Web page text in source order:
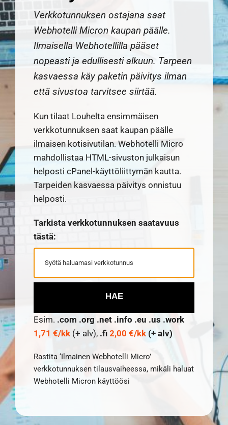
Verkkotunnuksen ostajana saat
Webhotelli Micron kaupan päälle.
Ilmaisella Webhotellilla pääset
nopeasti ja edullisesti alkuun. Tarpeen
kasvaessa käy paketin päivitys ilman
että sivustoa tarvitsee siirtää.
Kun tilaat Louhelta ensimmäisen
verkkotunnuksen saat kaupan päälle
ilmaisen kotisivutilan. Webhotelli Micro
mahdollistaa HTML-sivuston julkaisun
helposti cPanel-käyttöliittymän kautta.
Tarpeiden kasvaessa päivitys onnistuu
helposti.
Tarkista verkkotunnuksen saatavuus
tästä:
HAE
Esim. .com .org .net .info .eu .us .work
1,71 €/kk (+ alv), .fi2,00 €/kk (+ alv)
Rastita ‘Ilmainen Webhotelli Micro’
verkkotunnuksen tilausvaiheessa, mikäli haluat
Webhotelli Micron käyttöösi